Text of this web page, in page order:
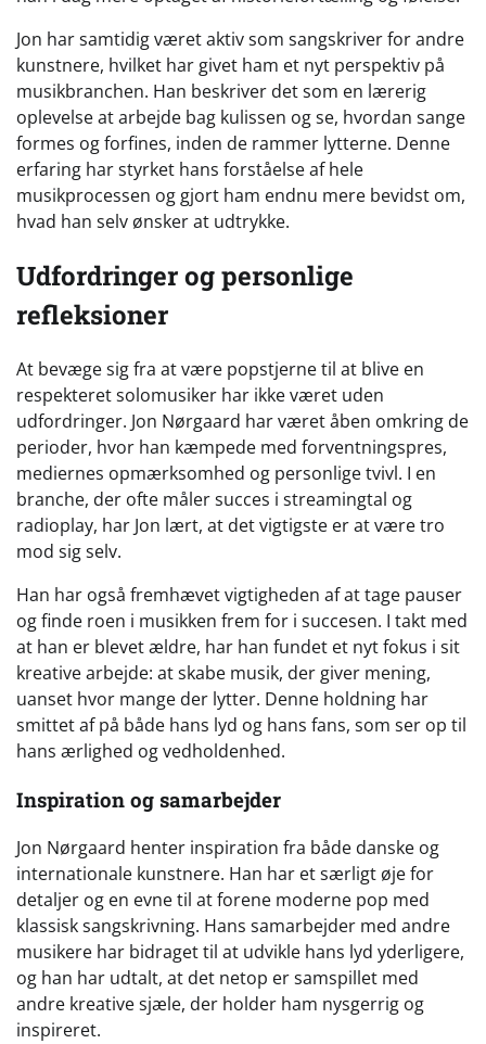
Jon har samtidig været aktiv som sangskriver for andre
kunstnere, hvilket har givet ham et nyt perspektiv på
musikbranchen. Han beskriver det som en lærerig
oplevelse at arbejde bag kulissen og se, hvordan sange
formes og forfines, inden de rammer lytterne. Denne
erfaring har styrket hans forståelse af hele
musikprocessen og gjort ham endnu mere bevidst om,
hvad han selv ønsker at udtrykke.
Udfordringer og personlige
refleksioner
At bevæge sig fra at være popstjerne til at blive en
respekteret solomusiker har ikke været uden
udfordringer. Jon Nørgaard har været åben omkring de
perioder, hvor han kæmpede med forventningspres,
mediernes opmærksomhed og personlige tvivl. I en
branche, der ofte måler succes i streamingtal og
radioplay, har Jon lært, at det vigtigste er at være tro
mod sig selv.
Han har også fremhævet vigtigheden af at tage pauser
og finde roen i musikken frem for i succesen. I takt med
at han er blevet ældre, har han fundet et nyt fokus i sit
kreative arbejde: at skabe musik, der giver mening,
uanset hvor mange der lytter. Denne holdning har
smittet af på både hans lyd og hans fans, som ser op til
hans ærlighed og vedholdenhed.
Inspiration og samarbejder
Jon Nørgaard henter inspiration fra både danske og
internationale kunstnere. Han har et særligt øje for
detaljer og en evne til at forene moderne pop med
klassisk sangskrivning. Hans samarbejder med andre
musikere har bidraget til at udvikle hans lyd yderligere,
og han har udtalt, at det netop er samspillet med
andre kreative sjæle, der holder ham nysgerrig og
inspireret.